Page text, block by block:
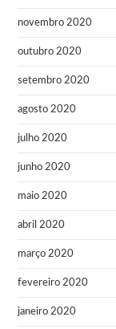
novembro 2020
outubro 2020
setembro 2020
agosto 2020
julho 2020
junho 2020
maio 2020
abril 2020
março 2020
fevereiro 2020
janeiro 2020